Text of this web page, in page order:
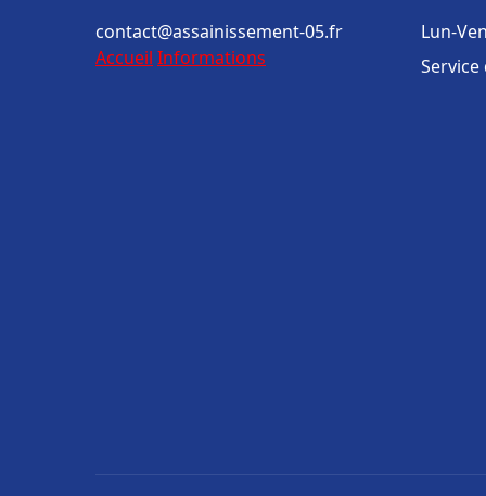
contact@assainissement-05.fr
Accueil Informations
Lun-